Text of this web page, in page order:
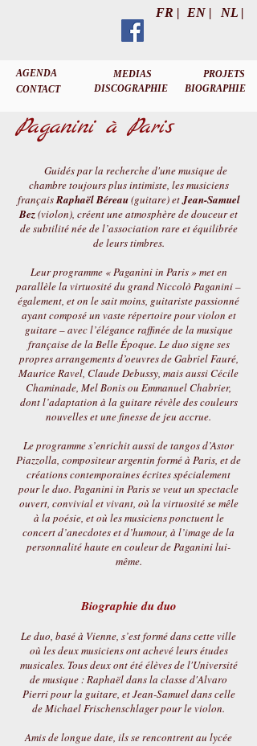
FR | EN | NL |
AGENDA
CONTACT
MEDIAS
DISCOGRAPHIE
PROJETS
BIOGRAPHIE
Paganini à Paris
Guidés par la recherche d'une musique de
chambre toujours plus intimiste, les musiciens
françaisRaphaël Béreau(guitare) etJean-Samuel
Bez(violon), créent une atmosphère de douceur et
de subtilité née de l’association rare et équilibrée
de leurs timbres.
Leur programme « Paganini in Paris » met en
parallèle la virtuosité du grand Niccolò Paganini –
également, et on le sait moins, guitariste passionné
ayant composé un vaste répertoire pour violon et
guitare – avec l’élégance raffinée de la musique
française de la Belle Époque. Le duo signe ses
propres arrangements d’oeuvres de Gabriel Fauré,
Maurice Ravel, Claude Debussy, mais aussi Cécile
Chaminade, Mel Bonis ou Emmanuel Chabrier,
dont l’adaptation à la guitare révèle des couleurs
nouvelles et une finesse de jeu accrue.
Le programme s’enrichit aussi de tangos d’Astor
Piazzolla, compositeur argentin formé à Paris, et de
créations contemporaines écrites spécialement
pour le duo. Paganini in Paris se veut un spectacle
ouvert, convivial et vivant, où la virtuosité se mêle
à la poésie, et où les musiciens ponctuent le
concert d’anecdotes et d’humour, à l’image de la
personnalité haute en couleur de Paganini lui-
même.
Biographie du duo
Le duo, basé à Vienne, s’est formé dans cette ville
où les deux musiciens ont achevé leurs études
musicales. Tous deux ont été élèves de l'Université
de musique : Raphaël dans la classe d'Alvaro
Pierri pour la guitare, et Jean-Samuel dans celle
de Michael Frischenschlager pour le violon.
Amis de longue date, ils se rencontrent au lycée